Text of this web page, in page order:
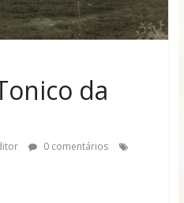
da
0 comentários